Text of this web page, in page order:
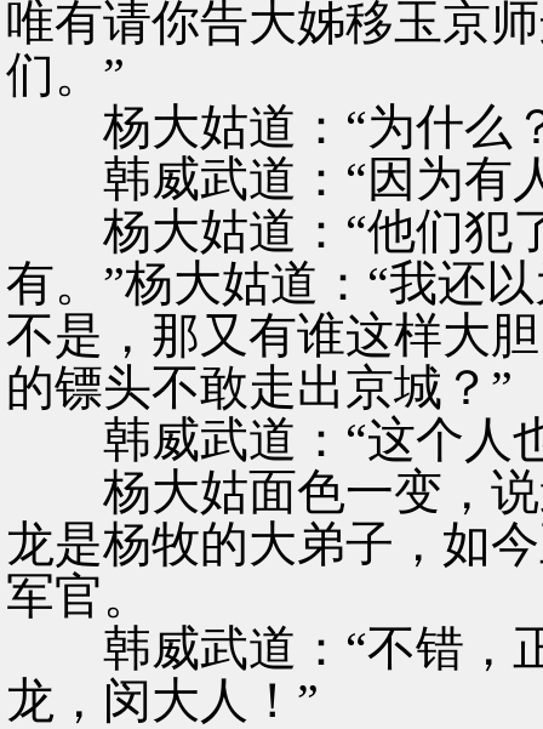
唯有请你告大姊移玉京
们。”
杨大姑道：“为什么
韩威武道：“因为有
杨大姑道：“他们犯
有。”杨大姑道：“我还
不是，那又有谁这样大
的镖头不敢走出京城？”
韩威武道：“这个人
杨大姑面色一变，说
龙是杨牧的大弟子，如
军官。
韩威武道：“不错，
龙，闵大人！”